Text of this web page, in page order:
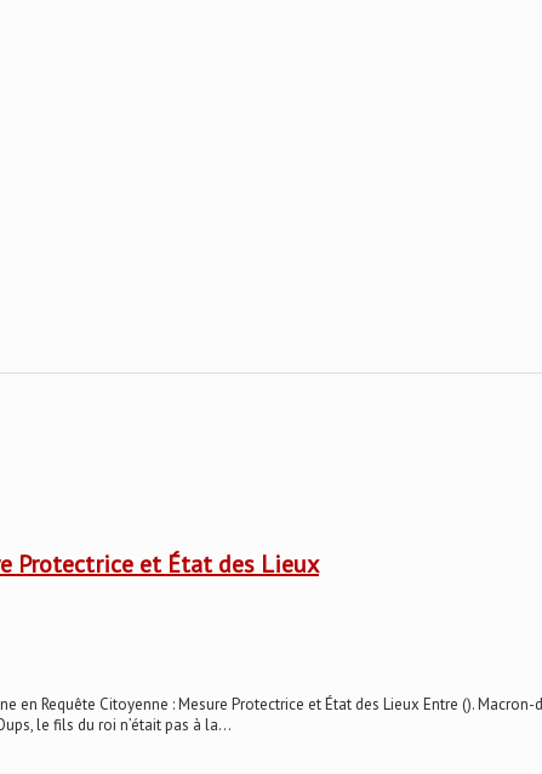
Protectrice et État des Lieux
en Requête Citoyenne : Mesure Protectrice et État des Lieux Entre ().
le fils du roi n’était pas à la...